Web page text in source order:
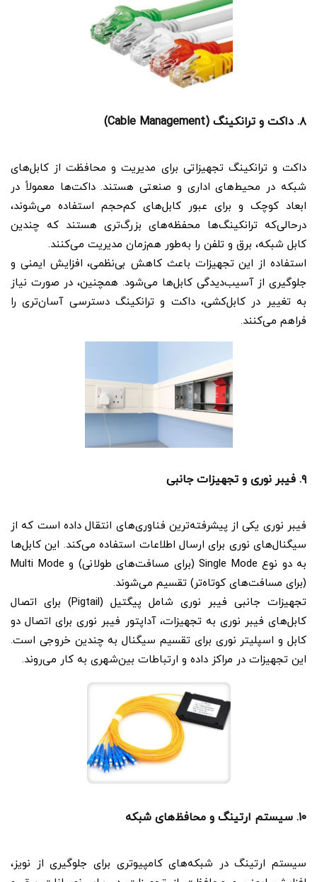
۸. داکت و ترانکینگ (Cable Management)
داکت و ترانکینگ تجهیزاتی برای مدیریت و محافظت از کابل‌های
شبکه در محیط‌های اداری و صنعتی هستند. داکت‌ها معمولاً در
ابعاد کوچک و برای عبور کابل‌های کم‌حجم استفاده می‌شوند،
درحالی‌که ترانکینگ‌ها محفظه‌های بزرگ‌تری هستند که چندین
کابل شبکه، برق و تلفن را به‌طور هم‌زمان مدیریت می‌کنند.
استفاده از این تجهیزات باعث کاهش بی‌نظمی، افزایش ایمنی و
جلوگیری از آسیب‌دیدگی کابل‌ها می‌شود. همچنین، در صورت نیاز
به تغییر در کابل‌کشی، داکت و ترانکینگ دسترسی آسان‌تری را
فراهم می‌کنند.
۹. فیبر نوری و تجهیزات جانبی
فیبر نوری یکی از پیشرفته‌ترین فناوری‌های انتقال داده است که از
سیگنال‌های نوری برای ارسال اطلاعات استفاده می‌کند. این کابل‌ها
به دو نوع Single Mode (برای مسافت‌های طولانی) و Multi Mode
(برای مسافت‌های کوتاه‌تر) تقسیم می‌شوند.
تجهیزات جانبی فیبر نوری شامل پیگتیل (Pigtail) برای اتصال
کابل‌های فیبر نوری به تجهیزات، آداپتور فیبر نوری برای اتصال دو
کابل و اسپلیتر نوری برای تقسیم سیگنال به چندین خروجی است.
این تجهیزات در مراکز داده و ارتباطات بین‌شهری به کار می‌روند.
۱۰. سیستم ارتینگ و محافظ‌های شبکه
سیستم ارتینگ در شبکه‌های کامپیوتری برای جلوگیری از نویز،